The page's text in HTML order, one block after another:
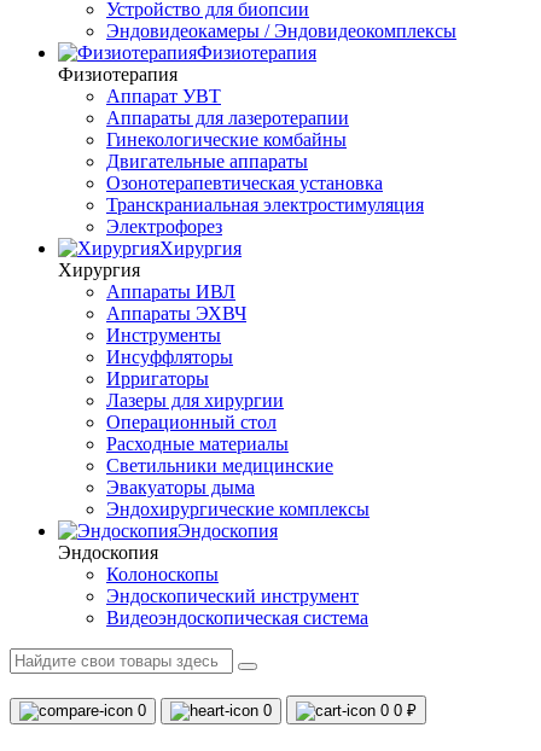
Устройство для биопсии
Эндовидеокамеры / Эндовидеокомплексы
Физиотерапия
Физиотерапия
Аппарат УВТ
Аппараты для лазеротерапии
Гинекологические комбайны
Двигательные аппараты
Озонотерапевтическая установка
Транскраниальная электростимуляция
Электрофорез
Хирургия
Хирургия
Аппараты ИВЛ
Аппараты ЭХВЧ
Инструменты
Инсуффляторы
Ирригаторы
Лазеры для хирургии
Операционный стол
Расходные материалы
Светильники медицинские
Эвакуаторы дыма
Эндохирургические комплексы
Эндоскопия
Эндоскопия
Колоноскопы
Эндоскопический инструмент
Видеоэндоскопическая система
0 0 0 0 ₽